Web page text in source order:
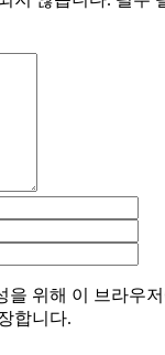
을 위해 이 브라우
합니다.